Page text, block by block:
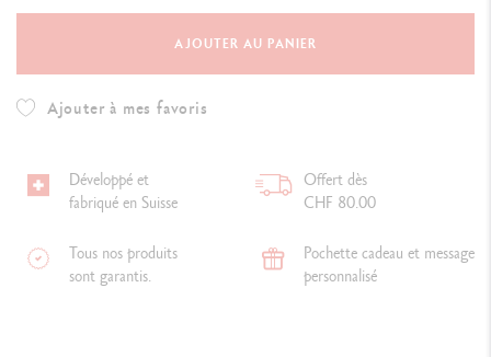
AJOUTER AU PANIER
Ajouter à mes favoris
Développé et
fabriqué en Suisse
Offert dès
CHF 80.00
Tous nos produits
sont garantis.
Pochette cadeau et message
personnalisé